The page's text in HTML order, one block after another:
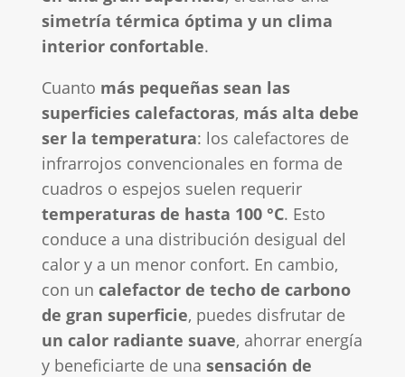
simetría térmica óptima y un clima
interior confortable.
Cuanto más pequeñas sean las
superficies calefactoras, más alta debe
ser la temperatura: los calefactores de
infrarrojos convencionales en forma de
cuadros o espejos suelen requerir
temperaturas de hasta 100 °C. Esto
conduce a una distribución desigual del
calor y a un menor confort. En cambio,
con un calefactor de techo de carbono
de gran superficie, puedes disfrutar de
un calor radiante suave, ahorrar energía
y beneficiarte de una sensación de